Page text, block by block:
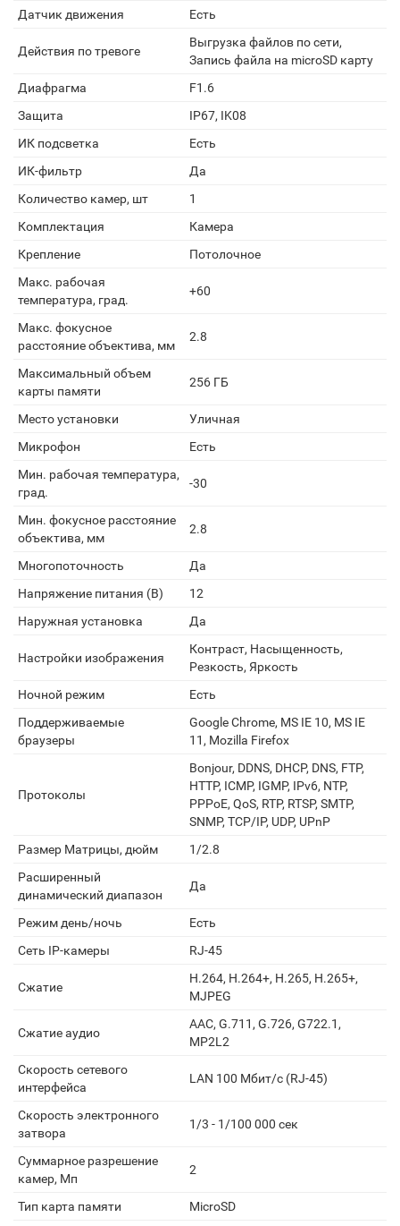
Датчик движения Есть
Действия по тревоге
Выгрузка файлов по сети,
Запись файла на microSD карту
Диафрагма
F1.6
Защита
IP67, IK08
ИК подсветка
Есть
ИК-фильтр
Да
Количество камер, шт
1
Комплектация
Камера
Крепление
Потолочное
Макс. рабочая
температура, град.
+60
Макс. фокусное
расстояние объектива, мм
2.8
Максимальный объем
карты памяти
256 ГБ
Место установки
Уличная
Микрофон
Есть
Мин. рабочая температура,
град.
-30
Мин. фокусное расстояние
объектива, мм
2.8
Многопоточность
Да
Напряжение питания (В)
12
Наружная установка
Да
Настройки изображения
Контраст, Насыщенность,
Резкость, Яркость
Ночной режим
Есть
Поддерживаемые
браузеры
Google Chrome, MS IE 10, MS IE
11, Mozilla Firefox
Протоколы
Bonjour, DDNS, DHCP, DNS, FTP,
HTTP, ICMP, IGMP, IPv6, NTP,
PPPoE, QoS, RTP, RTSP, SMTP,
SNMP, TCP/IP, UDP, UPnP
Размер Матрицы, дюйм
1/2.8
Расширенный
динамический диапазон
Да
Режим день/ночь
Есть
Сеть IP-камеры
RJ-45
Сжатие
H.264, H.264+, H.265, H.265+,
MJPEG
Сжатие аудио
AAC, G.711, G.726, G722.1,
MP2L2
Скорость сетевого
интерфейса
LAN 100 Мбит/с (RJ-45)
Скорость электронного
затвора
1/3 - 1/100 000 сек
Суммарное разрешение
камер, Мп
2
Тип карта памяти
MicroSD